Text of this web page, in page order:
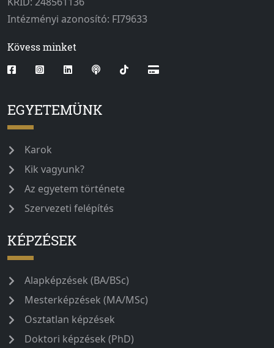
Intézményi azonosító: FI79633
Kövess minket
EGYETEMÜNK
Karok
Kik vagyunk?
Az egyetem története
Szervezeti felépítés
KÉPZÉSEK
Alapképzések (BA/BSc)
Mesterképzések (MA/MSc)
Osztatlan képzések
Doktori képzések (PhD)